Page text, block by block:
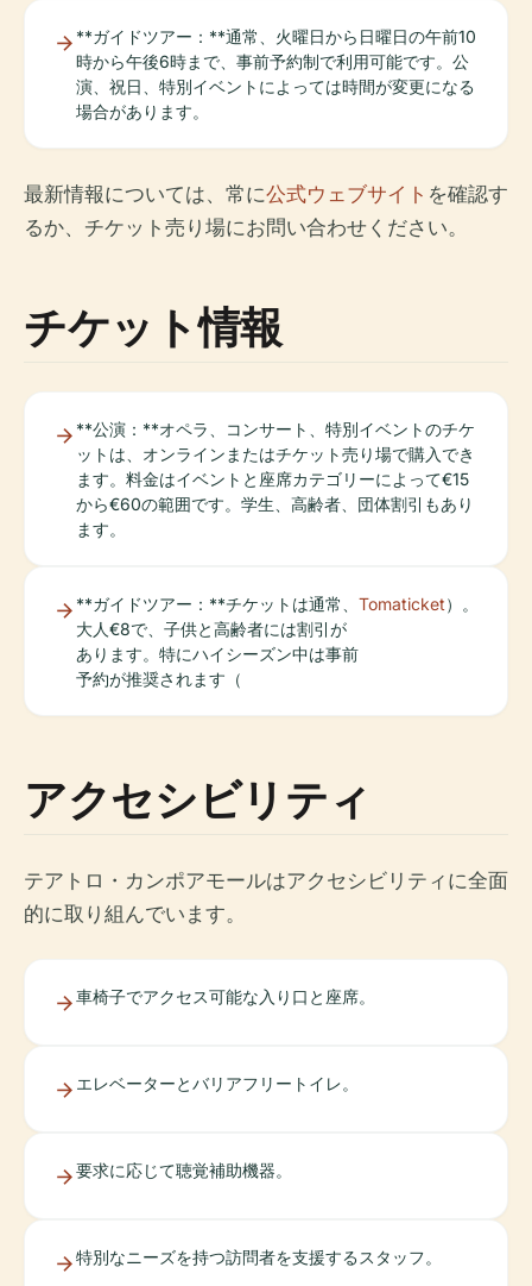
**ガイドツアー：**通常、火曜日から日曜日の午前10
時から午後6時まで、事前予約制で利用可能です。公
演、祝日、特別イベントによっては時間が変更になる
場合があります。
最新情報については、常に公式ウェブサイト を確認す
るか、チケット売り場にお問い合わせください。
チケット情報
**公演：**オペラ、コンサート、特別イベントのチケ
ットは、オンラインまたはチケット売り場で購入でき
ます。料金はイベントと座席カテゴリーによって€15
から€60の範囲です。学生、高齢者、団体割引もあり
ます。
**ガイドツアー：**チケットは通常、
大人€8で、子供と高齢者には割引が
あります。特にハイシーズン中は事前
予約が推奨されます（
Tomaticket）。
アクセシビリティ
テアトロ・カンポアモールはアクセシビリティに全面
的に取り組んでいます。
車椅子でアクセス可能な入り口と座席。
エレベーターとバリアフリートイレ。
要求に応じて聴覚補助機器。
特別なニーズを持つ訪問者を支援するスタッフ。